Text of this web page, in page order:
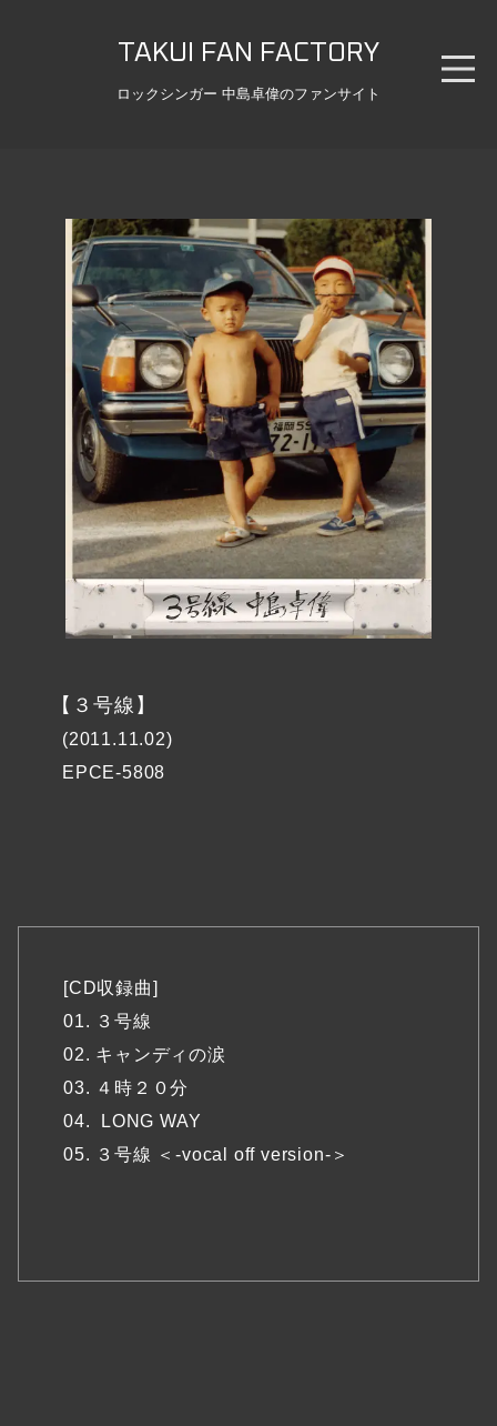
TAKUI FAN FACTORY
ロックシンガー 中島卓偉のファンサイト
【３号線】
(2011.11.02)
EPCE-5808
[CD収録曲]
01. ３号線
02. キャンディの涙
03. ４時２０分
04. LONG WAY
05. ３号線 ＜-vocal off version-＞